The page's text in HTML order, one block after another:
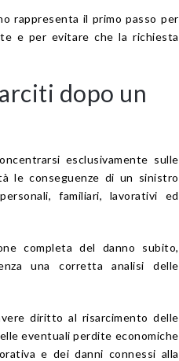
rappresenta il primo passo per
e per evitare che la richiesta
dopo un
esclusivamente sulle
le conseguenze di un sinistro
familiari, lavorativi ed
completa del danno subito,
una corretta analisi delle
diritto al risarcimento delle
eventuali perdite economiche
e dei danni connessi alla